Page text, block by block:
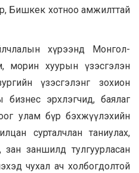
Бишкек хотноо амжилттай
хүрээнд Монгол-
морин хуурын үзэсгэлэн
үзэсгэлэнг зохион
эрхлэгчид, баялаг
улам бүр бэхжүүлэхийн
сурталчлан таниулах,
заншилд тулгуурласан
чухал ач холбогдолтой